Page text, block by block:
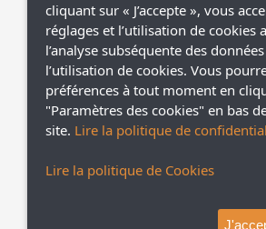
Pour traiter votre demande, nous
traiter vos données personnelles. En
vous acceptez de transmettre vos
ASSURANCES, qui s'engage à les utiliser
politique de confidentialité. Vous
propositions de devis assurances par
Pour plus de détails sur le traitement de
cliquant sur « J’accepte », vous
réglages et l’utilisation de cookies
l’analyse subséquente des
l’utilisation de cookies. Vous
préférences à tout moment en
"Paramètres des cookies" en bas
site. Lire la politique de
Lire la politique de Cookies